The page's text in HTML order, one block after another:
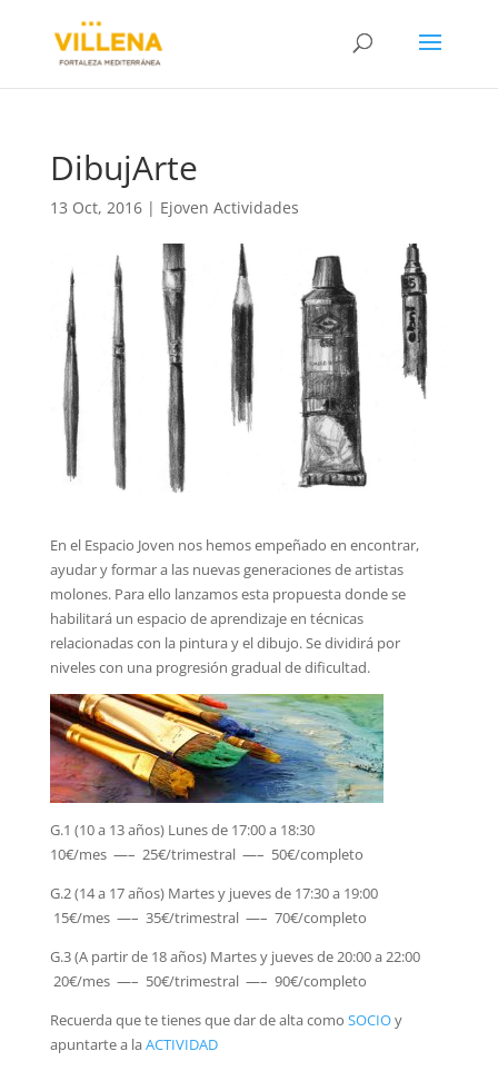
DibujArte
13 Oct, 2016| Ejoven Actividades
En el Espacio Joven nos hemos empeñado en encontrar,
ayudar y formar a las nuevas generaciones de artistas
molones. Para ello lanzamos esta propuesta donde se
habilitará un espacio de aprendizaje en técnicas
relacionadas con la pintura y el dibujo. Se dividirá por
niveles con una progresión gradual de dificultad.
G.1 (10 a 13 años) Lunes de 17:00 a 18:30
10€/mes —– 25€/trimestral —– 50€/completo
G.2 (14 a 17 años) Martes y jueves de 17:30 a 19:00
15€/mes —– 35€/trimestral —– 70€/completo
G.3 (A partir de 18 años) Martes y jueves de 20:00 a 22:00
20€/mes —– 50€/trimestral —– 90€/completo
Recuerda que te tienes que dar de alta como SOCIOy
apuntarte a laACTIVIDAD